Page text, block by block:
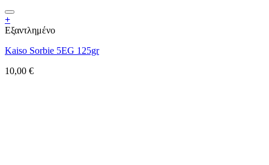
+
Εξαντλημένο
Kaiso Sorbie 5EG 125gr
10,00 €